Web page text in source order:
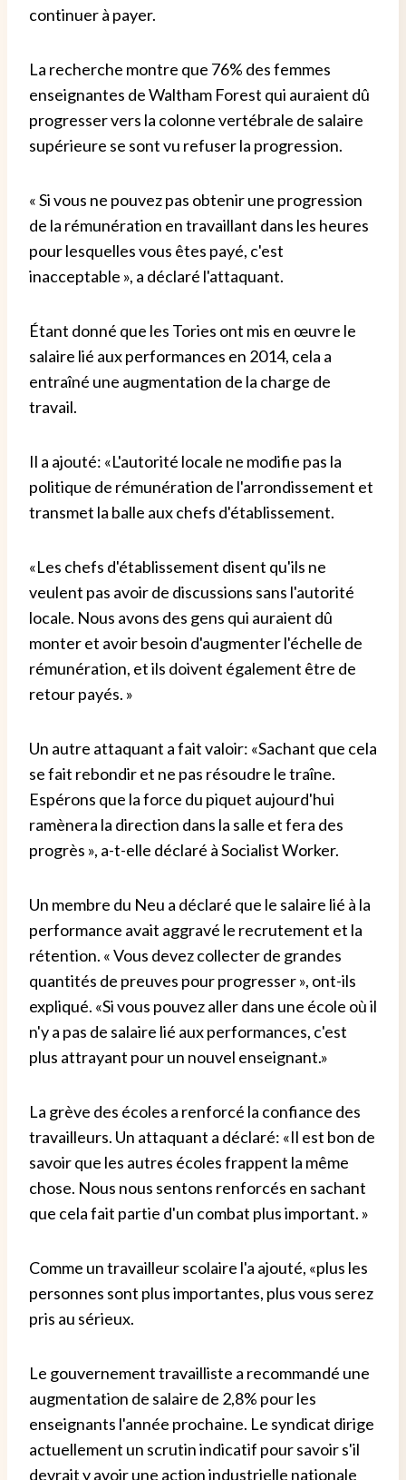
continuer à payer.
La recherche montre que 76% des femmes
enseignantes de Waltham Forest qui auraient dû
progresser vers la colonne vertébrale de salaire
supérieure se sont vu refuser la progression.
« Si vous ne pouvez pas obtenir une progression
de la rémunération en travaillant dans les heures
pour lesquelles vous êtes payé, c'est
inacceptable », a déclaré l'attaquant.
Étant donné que les Tories ont mis en œuvre le
salaire lié aux performances en 2014, cela a
entraîné une augmentation de la charge de
travail.
Il a ajouté: «L'autorité locale ne modifie pas la
politique de rémunération de l'arrondissement et
transmet la balle aux chefs d'établissement.
«Les chefs d'établissement disent qu'ils ne
veulent pas avoir de discussions sans l'autorité
locale. Nous avons des gens qui auraient dû
monter et avoir besoin d'augmenter l'échelle de
rémunération, et ils doivent également être de
retour payés. »
Un autre attaquant a fait valoir: «Sachant que cela
se fait rebondir et ne pas résoudre le traîne.
Espérons que la force du piquet aujourd'hui
ramènera la direction dans la salle et fera des
progrès », a-t-elle déclaré à Socialist Worker.
Un membre du Neu a déclaré que le salaire lié à la
performance avait aggravé le recrutement et la
rétention. « Vous devez collecter de grandes
quantités de preuves pour progresser », ont-ils
expliqué. «Si vous pouvez aller dans une école où il
n'y a pas de salaire lié aux performances, c'est
plus attrayant pour un nouvel enseignant.»
La grève des écoles a renforcé la confiance des
travailleurs. Un attaquant a déclaré: «Il est bon de
savoir que les autres écoles frappent la même
chose. Nous nous sentons renforcés en sachant
que cela fait partie d'un combat plus important. »
Comme un travailleur scolaire l'a ajouté, «plus les
personnes sont plus importantes, plus vous serez
pris au sérieux.
Le gouvernement travailliste a recommandé une
augmentation de salaire de 2,8% pour les
enseignants l'année prochaine. Le syndicat dirige
actuellement un scrutin indicatif pour savoir s'il
devrait y avoir une action industrielle nationale